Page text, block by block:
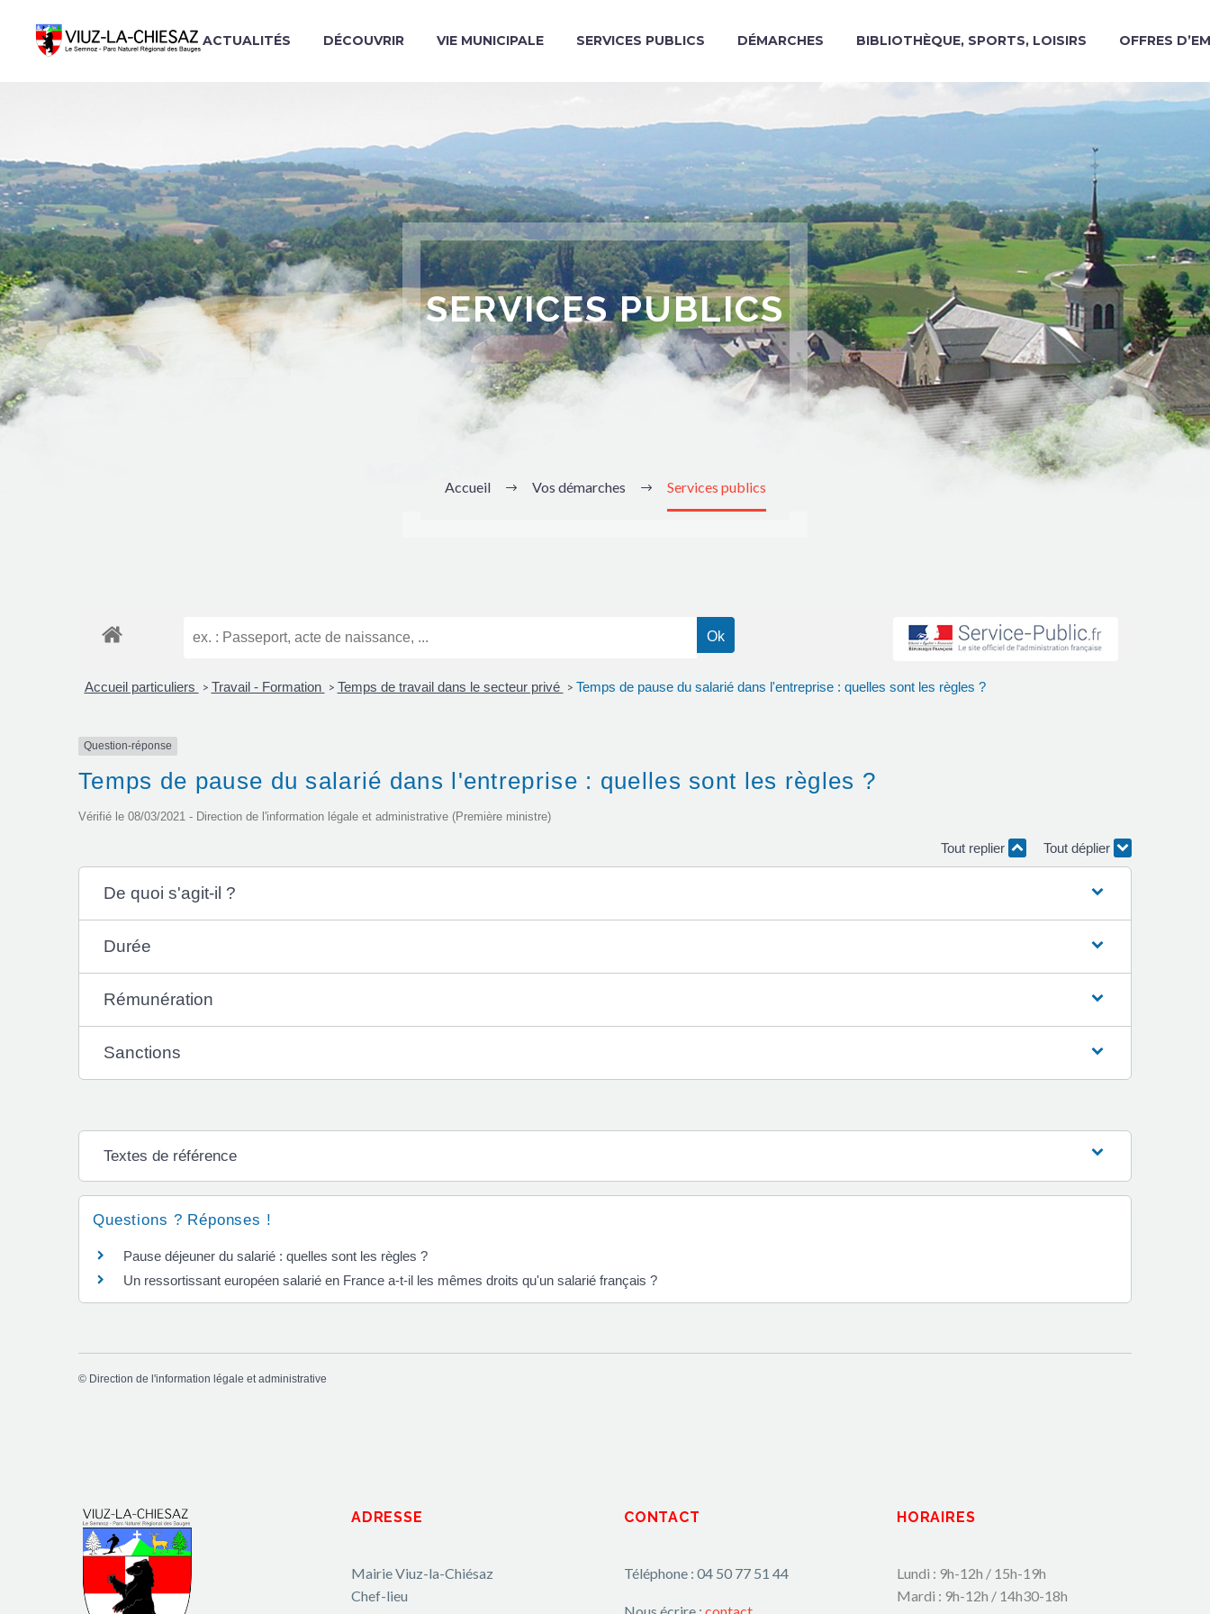
ACTUALITÉS DÉCOUVRIR VIE MUNICIPALE SERVICES PUBLICS DÉMARCHES BIBLIOTHÈQUE, SPORTS, LOISIRS OFFRES
SERVICES PUBLICS
Accueil Vos démarches Services publics
Accueil particuliers > Travail - Formation > Temps de travail dans le secteur privé > Temps de pause du salarié dans l'entreprise : quelles sont les règles ?
Question-réponse
Temps de pause du salarié dans l'entreprise : quelles sont les règles ?
Vérifié le 08/03/2021 - Direction de l'information légale et administrative (Première ministre)
Tout replier Tout déplier
De quoi s'agit-il ?
Durée
Rémunération
Sanctions
Textes de référence
Questions ? Réponses !
Pause déjeuner du salarié : quelles sont les règles ?
Un ressortissant européen salarié en France a-t-il les mêmes droits qu'un salarié français ?
© Direction de l'information légale et administrative
ADRESSE
Mairie Viuz-la-Chiésaz
Chef-lieu
CONTACT
Téléphone : 04 50 77 51 44
HORAIRES
Lundi : 9h-12h / 15h-19h
Mardi : 9h-12h / 14h30-18h